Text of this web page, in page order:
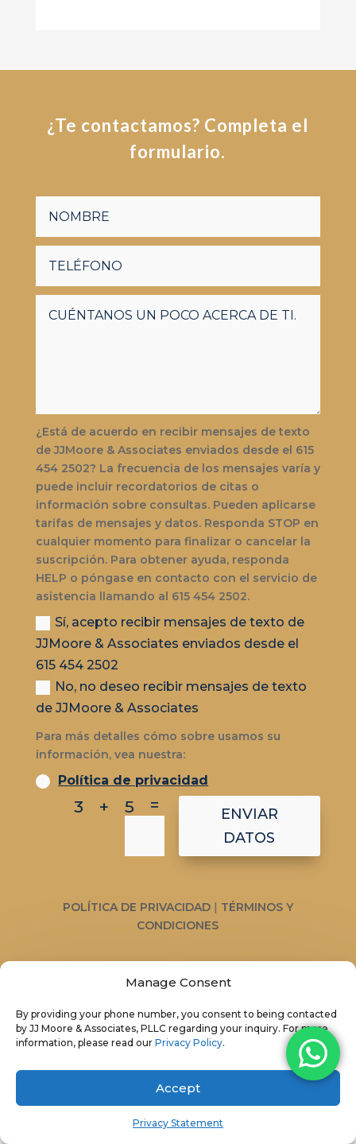
Manage Consent
By providing your phone number, you consent to being contacted
by JJ Moore & Associates, PLLC regarding your inquiry. For more
information, please read our Privacy Policy.
Accept
Privacy Statement
¿Te contactamos? Completa el
formulario.
¿Está de acuerdo en recibir mensajes de texto
de JJMoore & Associates enviados desde el 615
454 2502? La frecuencia de los mensajes varía y
puede incluir recordatorios de citas o
información sobre consultas. Pueden aplicarse
tarifas de mensajes y datos. Responda STOP en
cualquier momento para finalizar o cancelar la
suscripción. Para obtener ayuda, responda
HELP o póngase en contacto con el servicio de
asistencia llamando al 615 454 2502.
Sí, acepto recibir mensajes de texto de
JJMoore & Associates enviados desde el
615 454 2502
No, no deseo recibir mensajes de texto
de JJMoore & Associates
Para más detalles cómo sobre usamos su
información, vea nuestra:
Política de privacidad
3 + 5 =
ENVIAR
DATOS
POLÍTICA DE PRIVACIDAD| TÉRMINOS Y
CONDICIONES
Clientes
Servicios